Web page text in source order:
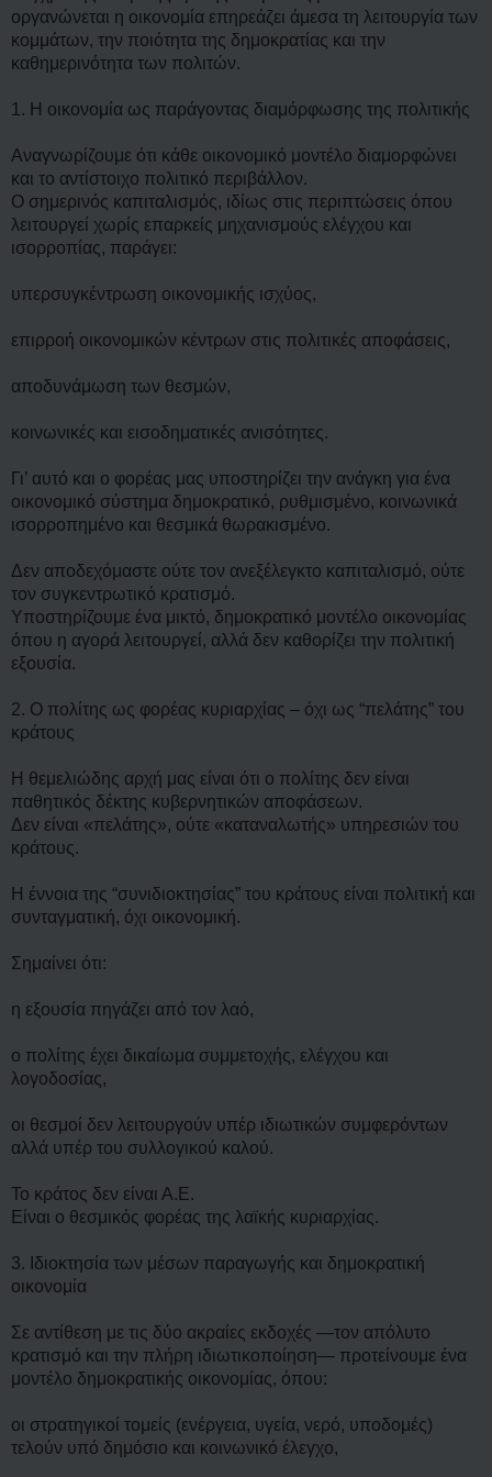
δ
η
μ
ο
ε
η
οργανώνεται η οικονομία επηρεάζει άμεσα τη λειτουργία των
κομμάτων, την ποιότητα της δημοκρατίας και την
καθημερινότητα των πολιτών.
1. Η οικονομία ως παράγοντας διαμόρφωσης της πολιτικής
Αναγνωρίζουμε ότι κάθε οικονομικό μοντέλο διαμορφώνει
και το αντίστοιχο πολιτικό περιβάλλον.
Ο σημερινός καπιταλισμός, ιδίως στις περιπτώσεις όπου
λειτουργεί χωρίς επαρκείς μηχανισμούς ελέγχου και
ισορροπίας, παράγει:
υπερσυγκέντρωση οικονομικής ισχύος,
επιρροή οικονομικών κέντρων στις πολιτικές αποφάσεις,
αποδυνάμωση των θεσμών,
κοινωνικές και εισοδηματικές ανισότητες.
Γι’ αυτό και ο φορέας μας υποστηρίζει την ανάγκη για ένα
οικονομικό σύστημα δημοκρατικό, ρυθμισμένο, κοινωνικά
ισορροπημένο και θεσμικά θωρακισμένο.
Δεν αποδεχόμαστε ούτε τον ανεξέλεγκτο καπιταλισμό, ούτε
τον συγκεντρωτικό κρατισμό.
Υποστηρίζουμε ένα μικτό, δημοκρατικό μοντέλο οικονομίας
όπου η αγορά λειτουργεί, αλλά δεν καθορίζει την πολιτική
εξουσία.
2. Ο πολίτης ως φορέας κυριαρχίας – όχι ως “πελάτης” του
κράτους
Η θεμελιώδης αρχή μας είναι ότι ο πολίτης δεν είναι
παθητικός δέκτης κυβερνητικών αποφάσεων.
Δεν είναι «πελάτης», ούτε «καταναλωτής» υπηρεσιών του
κράτους.
Η έννοια της “συνιδιοκτησίας” του κράτους είναι πολιτική και
συνταγματική, όχι οικονομική.
Σημαίνει ότι:
η εξουσία πηγάζει από τον λαό,
ο πολίτης έχει δικαίωμα συμμετοχής, ελέγχου και
λογοδοσίας,
οι θεσμοί δεν λειτουργούν υπέρ ιδιωτικών συμφερόντων
αλλά υπέρ του συλλογικού καλού.
Το κράτος δεν είναι Α.Ε.
Είναι ο θεσμικός φορέας της λαϊκής κυριαρχίας.
3. Ιδιοκτησία των μέσων παραγωγής και δημοκρατική
οικονομία
Σε αντίθεση με τις δύο ακραίες εκδοχές —τον απόλυτο
κρατισμό και την πλήρη ιδιωτικοποίηση— προτείνουμε ένα
μοντέλο δημοκρατικής οικονομίας, όπου:
οι στρατηγικοί τομείς (ενέργεια, υγεία, νερό, υποδομές)
τελούν υπό δημόσιο και κοινωνικό έλεγχο,